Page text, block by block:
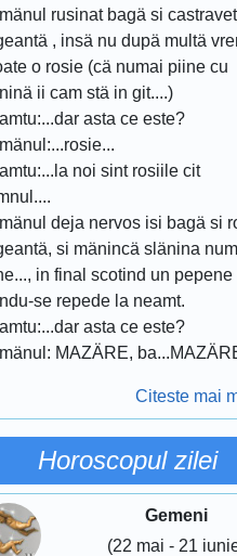
rusinat bagä si
, insä nu dupä multä
o rosie (cä numai piine cu
ii cam stä in git....)
asta ce este?
noi sint rosiile cit
deja nervos isi bagä si
si mänincä slänina
in final scotind un pepene
se repede la neamt.
asta ce este?
MAZÄRE,
Citeste mai
Horoscopul zilei
Gemeni
(22 mai - 21